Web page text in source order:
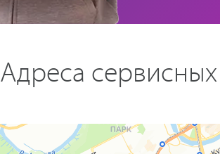
Адреса